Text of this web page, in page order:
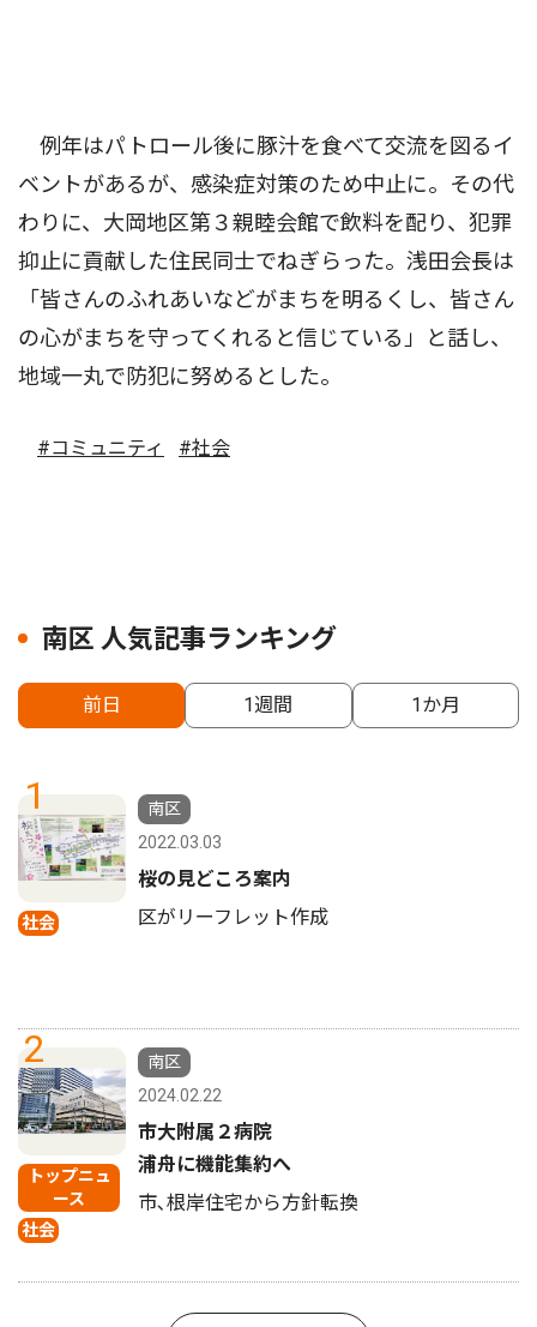
例年はパトロール後に豚汁を食べて交流を図るイ
ベントがあるが、感染症対策のため中止に。その代
わりに、大岡地区第３親睦会館で飲料を配り、犯罪
抑止に貢献した住民同士でねぎらった。浅田会長は
「皆さんのふれあいなどがまちを明るくし、皆さん
の心がまちを守ってくれると信じている」と話し、
地域一丸で防犯に努めるとした。
#コミュニティ #社会
南区 人気記事ランキング
前日 1週間 1か月
1
社会
南区
2022.03.03
桜の見どころ案内
区がリーフレット作成
2
トップニュ
ース
社会
南区
2024.02.22
市大附属２病院
浦舟に機能集約へ
市､根岸住宅から方針転換